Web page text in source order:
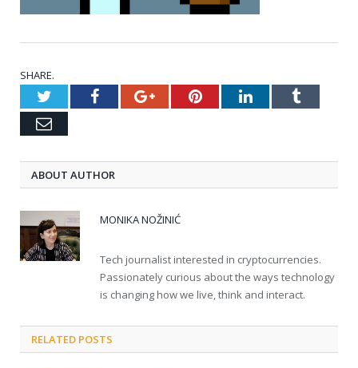
SHARE.
TwitterFacebookGoogle+PinterestLinkedInTumblr
Email
ABOUT AUTHOR
MONIKA NOŽINIĆ
Tech journalist interested in cryptocurrencies.
Passionately curious about the ways technology
is changing how we live, think and interact.
RELATED POSTS